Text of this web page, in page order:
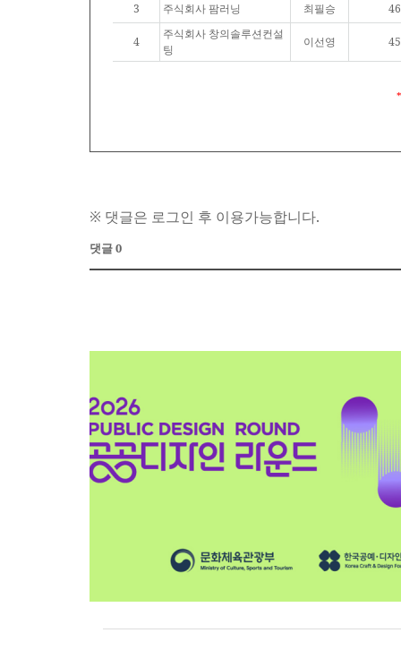
3
주식회사 팜러닝 최필승
4
주식회사 창의솔루션컨설
팅
이선영
※ 댓글은 로그인 후 이용가능합니다.
댓글 0